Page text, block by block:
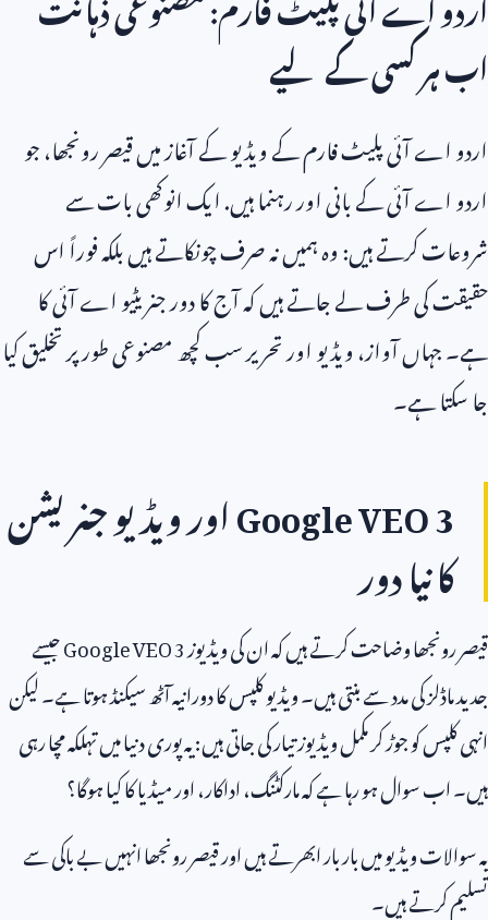
اب ہر کسی کے لیے
اردو اے آئی پلیٹ فارم کے ویڈیو کے آغاز میں قیصر رونجھا، جو
اردو اے آئی کے بانی اور رہنما ہیں. ایک انوکھی بات سے
شروعات کرتے ہیں: وہ ہمیں نہ صرف چونکاتے ہیں بلکہ فوراً اس
حقیقت کی طرف لے جاتے ہیں کہ آج کا دور جنریٹیو اے آئی کا
ہے۔ جہاں آواز، ویڈیو اور تحریر سب کچھ مصنوعی طور پر تخلیق کیا
جا سکتا ہے۔
Google VEO 3اور ویڈیو جنریشن
کا نیا دور
قیصر رونجھا وضاحت کرتے ہیں کہ ان کی ویڈیوزGoogle VEO 3جیسے
جدید ماڈلز کی مدد سے بنتی ہیں۔ ویڈیو کلپس کا دورانیہ آٹھ سیکنڈ ہوتا ہے۔ لیکن
انہی کلپس کو جوڑ کر مکمل ویڈیوز تیار کی جاتی ہیں: یہ پوری دنیا میں تہلکہ مچا رہی
ہیں۔ اب سوال ہو رہا ہے کہ مارکٹنگ، اداکار، اور میڈیا کا کیا ہوگا؟
یہ سوالات ویڈیو میں بار بار ابھرتے ہیں اور قیصر رونجھا انہیں بے باکی سے
تسلیم کرتے ہیں۔